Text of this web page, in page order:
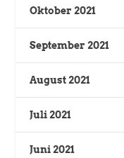
Oktober 2021
September 2021
August 2021
Juli 2021
Juni 2021